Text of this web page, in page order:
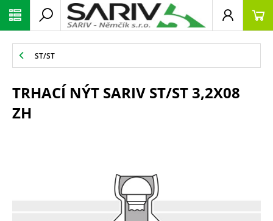
ST/ST
TRHACÍ NÝT SARIV ST/ST 3,2X08
ZH